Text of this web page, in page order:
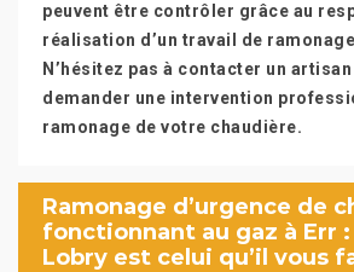
peuvent être contrôler grâce au
réalisation d’un travail de
N’hésitez pas à contacter un
demander une intervention
ramonage de votre chaudière.
Ramonage d’urgence de
fonctionnant au gaz à Err
Lobry est celui qu’il vous